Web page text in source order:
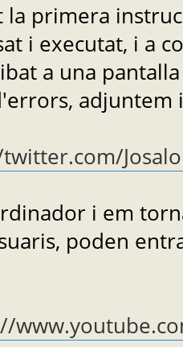
la primera
i executat, i a
a una
adjuntem
i em
poden